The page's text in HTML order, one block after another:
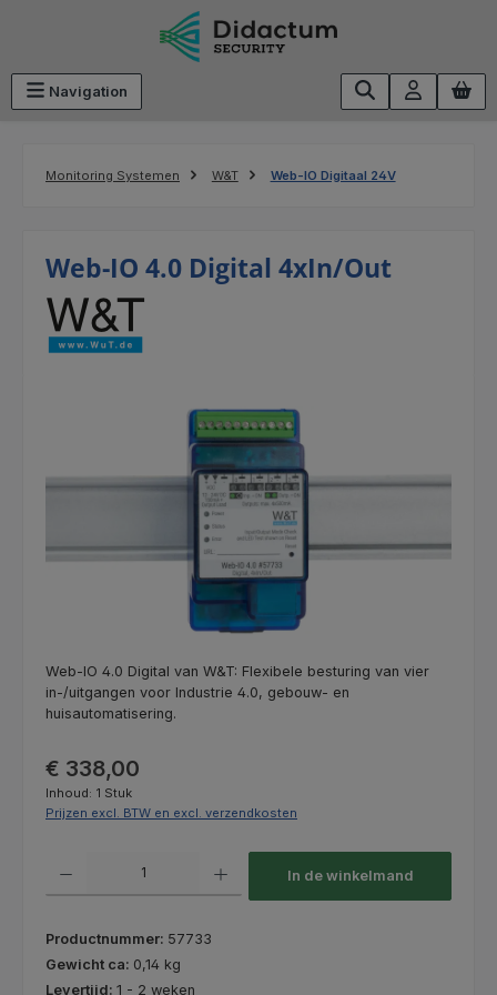
Navigation
Monitoring Systemen W&T Web-IO Digitaal 24V
Web-IO 4.0 Digital 4xIn/Out
Afbeeldingengalerij overslaan
Web-IO 4.0 Digital van W&T: Flexibele besturing van vier
in-/uitgangen voor Industrie 4.0, gebouw- en
huisautomatisering.
Normale prijs:
€ 338,00
Inhoud: 1 Stuk
Prijzen excl. BTW en excl. verzendkosten
In de winkelmand
Productnummer: 57733
Gewicht ca: 0,14 kg
Levertijd: 1 - 2 weken